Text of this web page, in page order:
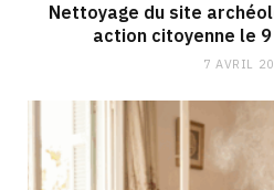
Nettoyage du site
action citoyenne le
7 AVRIL